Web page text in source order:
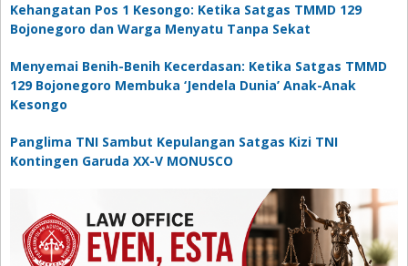
Kehangatan Pos 1 Kesongo: Ketika Satgas TMMD 129
Bojonegoro dan Warga Menyatu Tanpa Sekat
Menyemai Benih-Benih Kecerdasan: Ketika Satgas TMMD
129 Bojonegoro Membuka ‘Jendela Dunia’ Anak-Anak
Kesongo
Panglima TNI Sambut Kepulangan Satgas Kizi TNI
Kontingen Garuda XX-V MONUSCO